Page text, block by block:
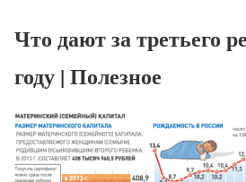
Что дают за третьего
году | Полезное